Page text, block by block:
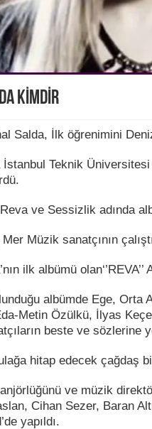
KİMDİR
Salda, İlk öğrenimini
İstanbul Teknik
Reva ve Sessizlik adında
Müzik sanatçının
ilk albümü
albümde Ege, Orta
Metin Özülkü, İlyas
beste ve sözlerine
hitap edecek çağdaş
ve müzik
Cihan Sezer, Baran
yapıldı.